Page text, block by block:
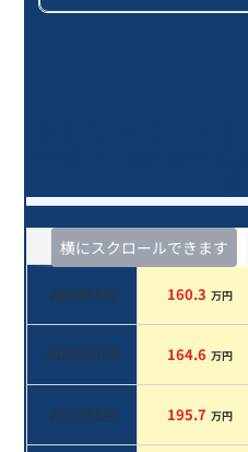
横にスクロールできます
査定時期 セルカ実績
2026年4月 160.3 万円
2025年10月 164.6 万円
2023年3月 195.7 万円